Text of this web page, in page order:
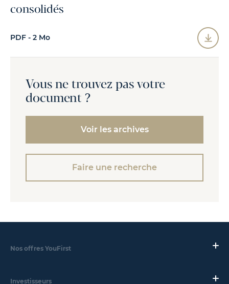
consolidés
PDF - 2 Mo
Vous ne trouvez pas votre
document ?
Voir les archives
Faire une recherche
Nos offres YouFirst
Investisseurs